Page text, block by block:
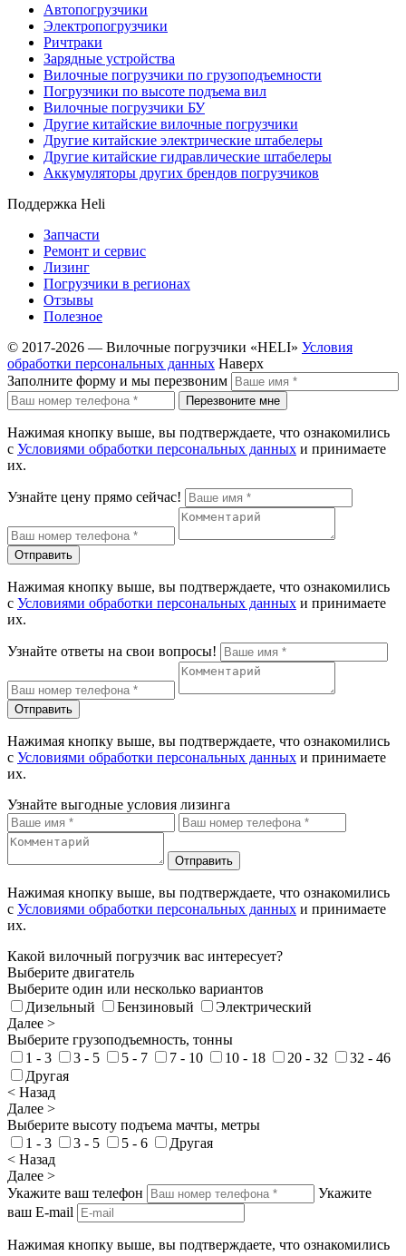
Автопогрузчики
Электропогрузчики
Ричтраки
Зарядные устройства
Вилочные погрузчики по грузоподъемности
Погрузчики по высоте подъема вил
Вилочные погрузчики БУ
Другие китайские вилочные погрузчики
Другие китайские электрические штабелеры
Другие китайские гидравлические штабелеры
Аккумуляторы других брендов погрузчиков
Поддержка Heli
Запчасти
Ремонт и сервис
Лизинг
Погрузчики в регионах
Отзывы
Полезное
© 2017-2026 — Вилочные погрузчики «HELI» Условия
обработки персональных данных Наверх
Заполните форму и мы перезвоним
Перезвоните мне
Нажимая кнопку выше, вы подтверждаете, что ознакомились
с Условиями обработки персональных данных и принимаете
их.
Узнайте цену прямо сейчас!
Отправить
Нажимая кнопку выше, вы подтверждаете, что ознакомились
с Условиями обработки персональных данных и принимаете
их.
Узнайте ответы на свои вопросы!
Отправить
Нажимая кнопку выше, вы подтверждаете, что ознакомились
с Условиями обработки персональных данных и принимаете
их.
Узнайте выгодные условия лизинга
Отправить
Нажимая кнопку выше, вы подтверждаете, что ознакомились
с Условиями обработки персональных данных и принимаете
их.
Какой вилочный погрузчик вас интересует?
Выберите двигатель
Выберите один или несколько вариантов
Дизельный
Бензиновый
Электрический
Далее >
Выберите грузоподъемность, тонны
1 - 3
3 - 5 5 - 7 7 - 10 10 - 18 20 - 32
32 - 46
Другая
< Назад
Далее >
Выберите высоту подъема мачты, метры
1 - 3
3 - 5 5 - 6
Другая
< Назад
Далее >
Укажите ваш телефон
Укажите
ваш E-mail
Нажимая кнопку выше, вы подтверждаете, что ознакомились